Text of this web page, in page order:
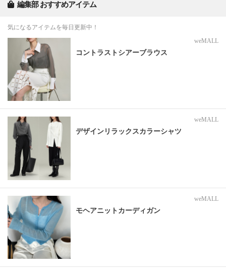
編集部 おすすめアイテム
気になるアイテムを毎日更新中！
weMALL
コントラストシアーブラウス
weMALL
デザインリラックスカラーシャツ
weMALL
モヘアニットカーディガン